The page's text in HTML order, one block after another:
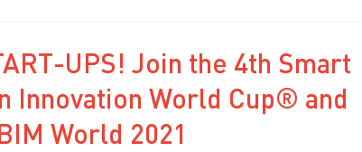
UPS! Join the 4th Smart
Innovation World Cup® and
World 2021